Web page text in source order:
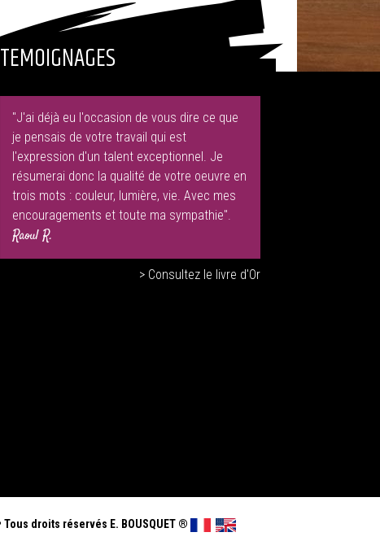
TEMOIGNAGES
"J'ai déjà eu l'occasion de vous dire ce que
je pensais de votre travail qui est
l'expression d'un talent exceptionnel. Je
résumerai donc la qualité de votre oeuvre en
trois mots : couleur, lumière, vie. Avec mes
encouragements et toute ma sympathie".
Raoul R.
> Consultez le livre d'Or
Tous droits réservés E. BOUSQUET ®